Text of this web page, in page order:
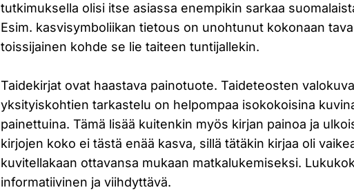
tutkimuksella olisi itse asiassa enempikin sarkaa
Esim. kasvisymboliikan tietous on unohtunut kokonaan
toissijainen kohde se lie taiteen tuntijallekin.
Taidekirjat ovat haastava painotuote. Taideteosten
yksityiskohtien tarkastelu on helpompaa isokokoisina
painettuina. Tämä lisää kuitenkin myös kirjan painoa ja
kirjojen koko ei tästä enää kasva, sillä tätäkin kirjaa oli
kuvitellakaan ottavansa mukaan matkalukemiseksi.
informatiivinen ja viihdyttävä.